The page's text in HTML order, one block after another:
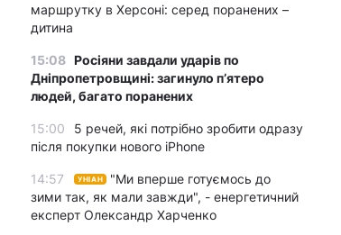
маршрутку в Херсоні: серед поранених –
дитина
15:08 Росіяни завдали ударів по
Дніпропетровщині: загинуло пʼятеро
людей, багато поранених
15:00
5 речей, які потрібно зробити одразу
після покупки нового iPhone
14:57 УНІАН
"Ми вперше готуємось до
зими так, як мали завжди", - енергетичний
експерт Олександр Харченко